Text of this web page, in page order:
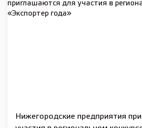
Нижегородские предприятия